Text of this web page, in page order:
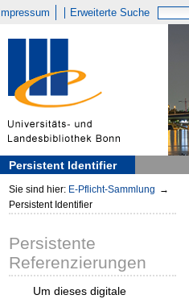
Impressum Erweiterte Suche
Persistent Identifier
Sie sind hier: E-Pflicht-Sammlung →
Persistent Identifier
Persistente
Referenzierungen
Um dieses digitale